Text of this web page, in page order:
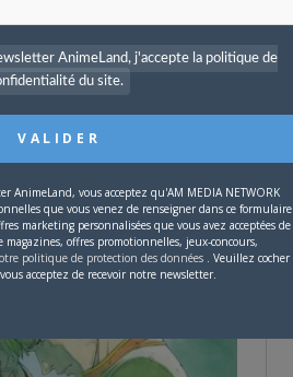
Shiki (Kamikaze,
Titans) invité à Japan Expo
AnimeLand, j'accepte la politique de
du site.
AnimeLand, vous acceptez qu'AM MEDIA NETWORK
que vous venez de renseigner dans ce formulaire
marketing personnalisées que vous avez acceptées de
magazines, offres promotionnelles, jeux-concours,
politique de protection des données . Veuillez cocher
vous acceptez de recevoir notre newsletter.